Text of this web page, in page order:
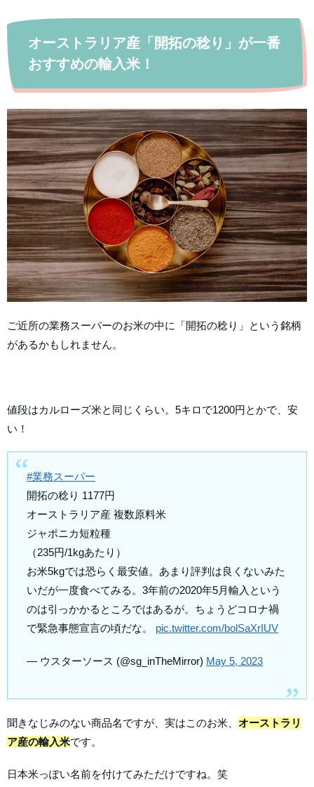
オーストラリア産「開拓の稔り」が一番
おすすめの輸入米！
ご近所の業務スーパーのお米の中に「開拓の稔り」という銘柄
があるかもしれません。
値段はカルローズ米と同じくらい。5キロで1200円とかで、安
い！
#業務スーパー
開拓の稔り 1177円
オーストラリア産 複数原料米
ジャポニカ短粒種
（235円/1kgあたり）
お米5kgでは恐らく最安値。あまり評判は良くないみた
いだが一度食べてみる。3年前の2020年5月輸入という
のは引っかかるところではあるが。ちょうどコロナ禍
で緊急事態宣言の頃だな。 pic.twitter.com/bolSaXrIUV
— ウスターソース (@sg_inTheMirror) May 5, 2023
聞きなじみのない商品名ですが、実はこのお米、 オーストラリ
ア産の輸入米です。
日本米っぽい名前を付けてみただけですね。笑